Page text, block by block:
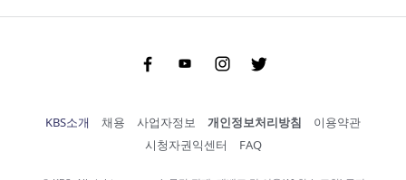
FacebookYoutubeInstgram Twitter
KBS소개 채용 사업자정보 개인정보처리방침
이용약관
시청자권익센터
FAQ